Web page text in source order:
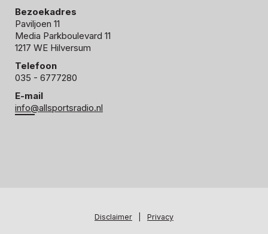
Bezoekadres
Paviljoen 11
Media Parkboulevard 11
1217 WE Hilversum
Telefoon
035 - 6777280
E-mail
info@allsportsradio.nl
Disclaimer Privacy